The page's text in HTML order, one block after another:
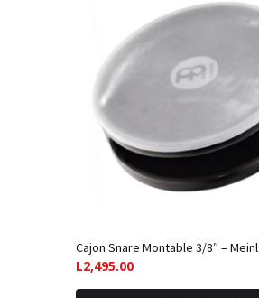
Cajon Snare Montable 3/8″ – Meinl
L2,495.00